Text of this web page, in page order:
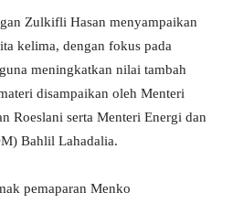
Zulkifli Hasan menyampaikan
kelima, dengan fokus pada
meningkatkan nilai tambah
disampaikan oleh Menteri
Roeslani serta Menteri Energi dan
Bahlil Lahadalia.
pemaparan Menko